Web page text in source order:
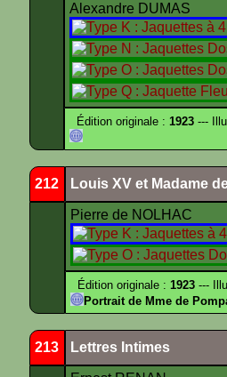
Alexandre DUMAS
Édition originale : 1923 ---
212 Louis XV et Madame
Pierre de NOLHAC
Édition originale : 1923 ---
Portrait de Mme de
213 Lettres Intimes